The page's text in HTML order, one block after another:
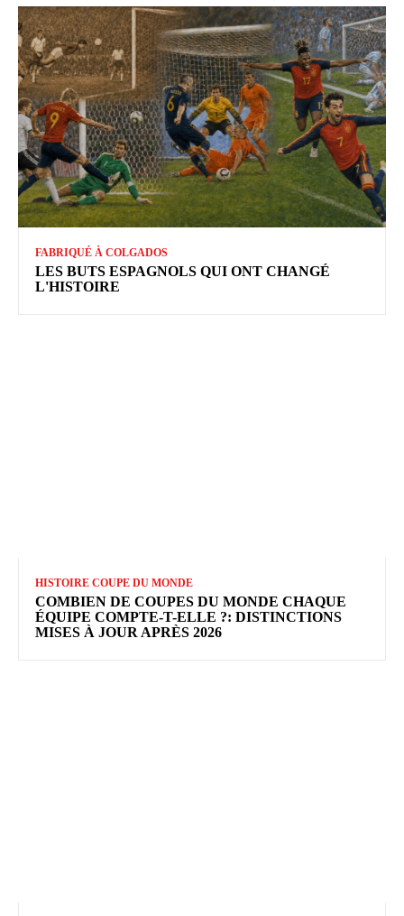
FABRIQUÉ À COLGADOS
LES BUTS ESPAGNOLS QUI ONT CHANGÉ
L'HISTOIRE
HISTOIRE COUPE DU MONDE
COMBIEN DE COUPES DU MONDE CHAQUE
ÉQUIPE COMPTE-T-ELLE ?: DISTINCTIONS
MISES À JOUR APRÈS 2026